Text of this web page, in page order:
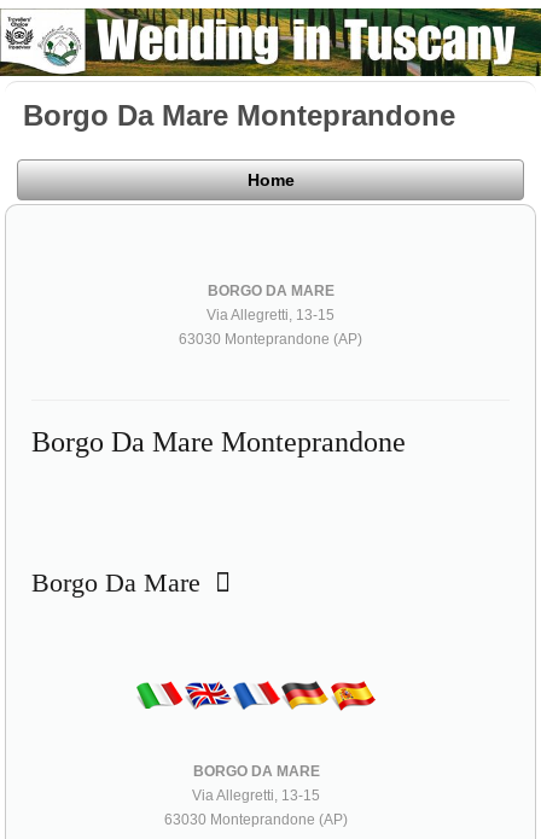
Borgo Da Mare Monteprandone
Home
BORGO DA MARE
Via Allegretti, 13-15
63030 Monteprandone (AP)
Borgo Da Mare Monteprandone
Borgo Da Mare
BORGO DA MARE
Via Allegretti, 13-15
63030 Monteprandone (AP)